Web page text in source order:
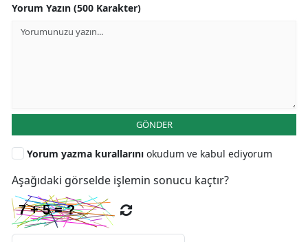
Yorum Yazın (500 Karakter)
GÖNDER
Yorum yazma kurallarını okudum ve kabul ediyorum
Aşağıdaki görselde işlemin sonucu kaçtır?